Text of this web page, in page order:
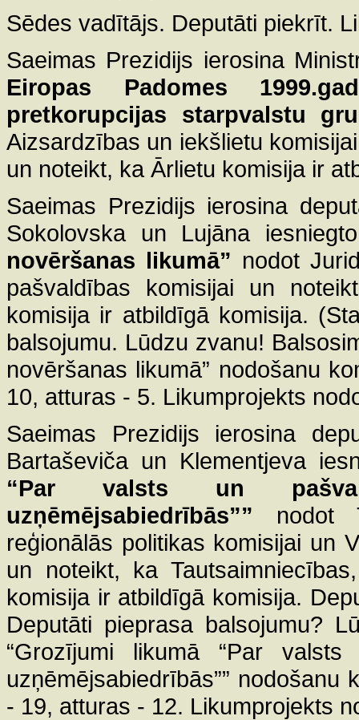
Sēdes vadītājs. Deputāti piekrīt.
Saeimas Prezidijs ierosina
Eiropas Padomes
pretkorupcijas starpvalstu
Aizsardzības un iekšlietu
un noteikt, ka Ārlietu komisija ir
Saeimas Prezidijs ierosina
Sokolovska un Lujāna
novēršanas likumā” nodot
pašvaldības komisijai un
komisija ir atbildīgā komisija.
balsojumu. Lūdzu zvanu!
novēršanas likumā” nodošanu
10, atturas - 5. Likumprojekts
Saeimas Prezidijs ierosina
Bartaševiča un Klementjeva
“Par valsts un
uzņēmējsabiedrībās”” nodot
reģionālās politikas komisijai un
un noteikt, ka
komisija ir atbildīgā komisija.
Deputāti pieprasa balsojumu?
“Grozījumi likumā “Par
uzņēmējsabiedrībās””
- 19, atturas - 12. Likumprojekts